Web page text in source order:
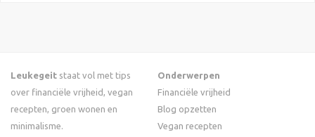
Leukegeit staat vol met tips
over financiële vrijheid, vegan
recepten, groen wonen en
minimalisme.
Onderwerpen
Financiële vrijheid
Blog opzetten
Vegan recepten